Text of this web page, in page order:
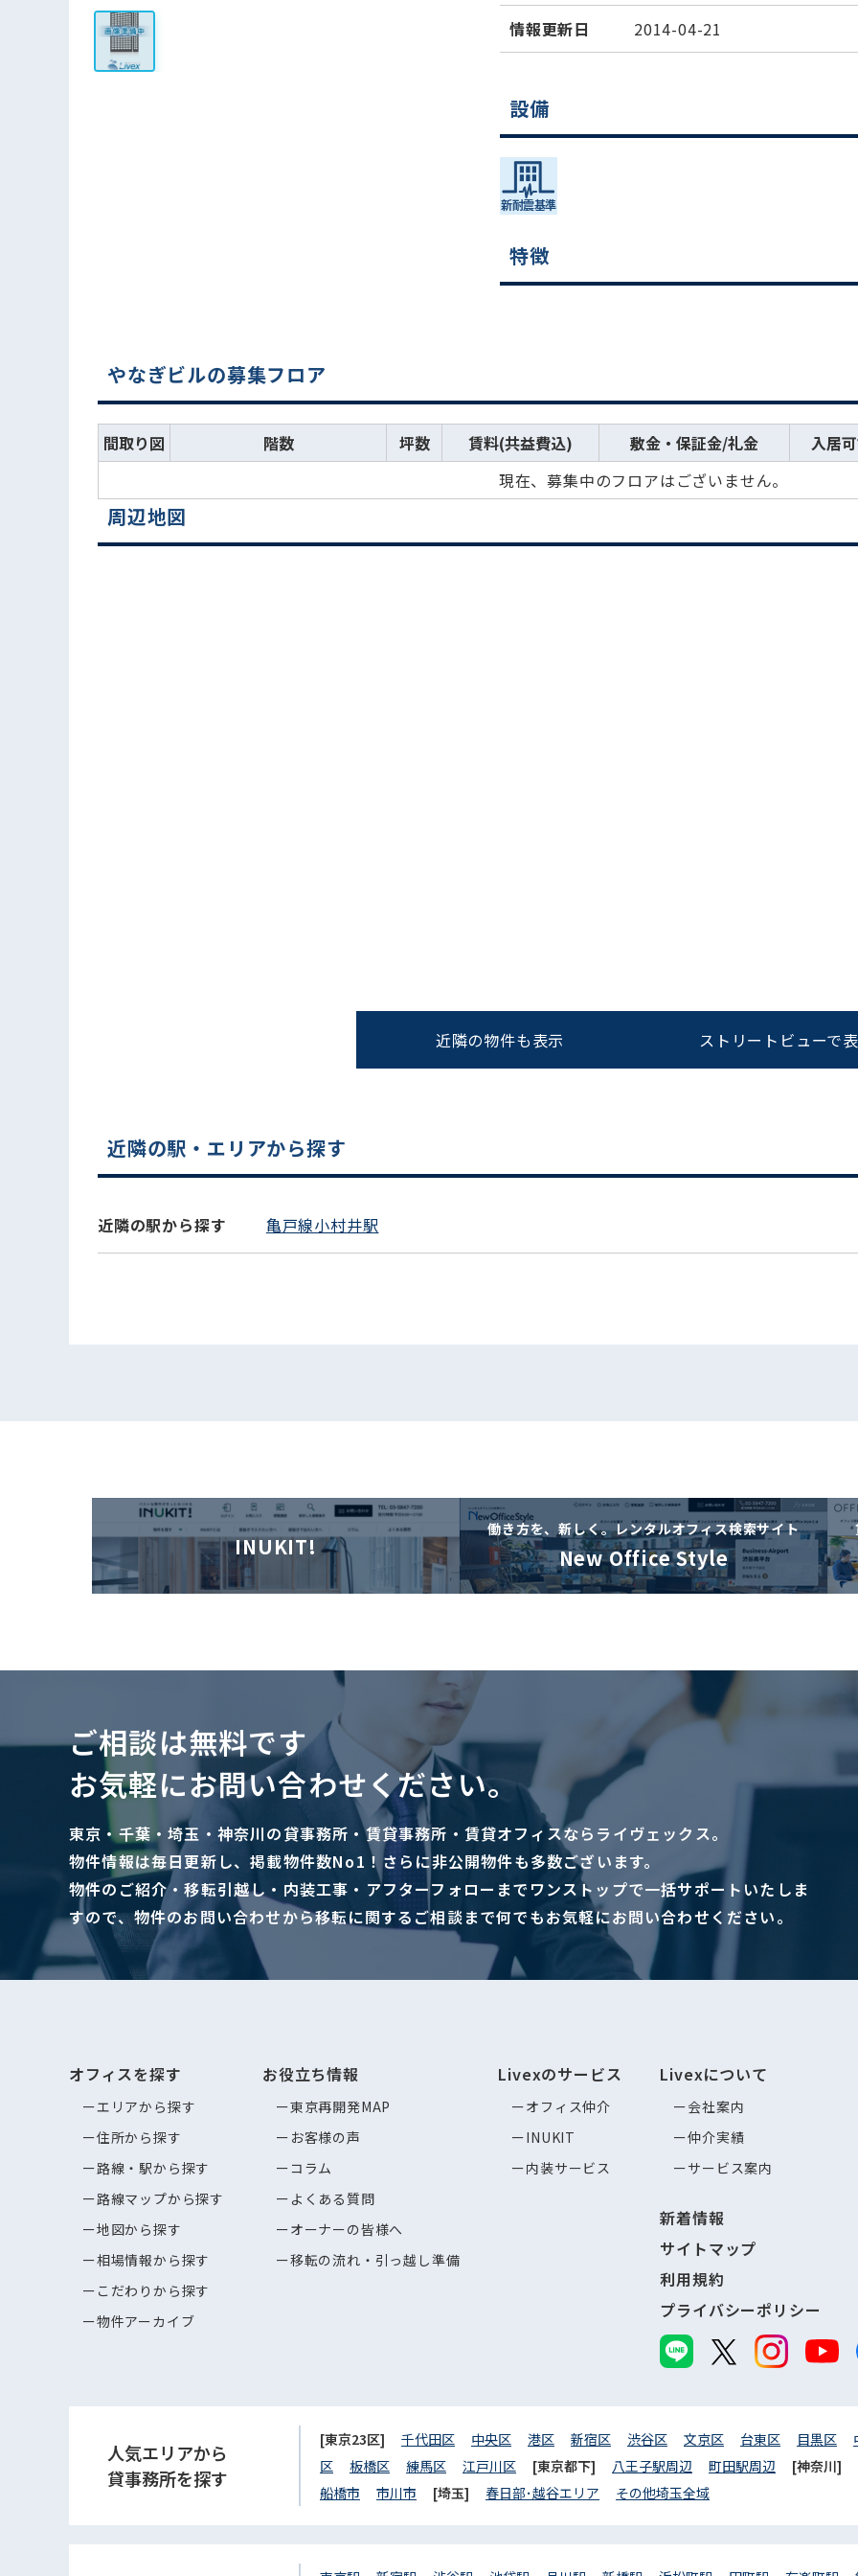
情報更新日 2014-04-21
設備
特徴
やなぎビルの募集フロア
間取り図 階数 坪数 賃料(共益費込) 敷金・保証金/礼金 入居
現在、募集中のフロアはございません。
0120-620-213
平日 9:00〜18:00
周辺地図
近隣の物件も表示 ストリートビューで
近隣の駅・エリアから探す
近隣の駅から探す 亀戸線小村井駅
INUKIT!
働き方を、新しく。レンタルオフィス検索サイト
New Office Style
ご相談は無料です
お気軽にお問い合わせください。
東京・千葉・埼玉・神奈川の貸事務所・賃貸事務所・賃貸オフィスならライヴェックス。
物件情報は毎日更新し、掲載物件数No1！さらに非公開物件も多数ございます。
物件のご紹介・移転引越し・内装工事・アフターフォローまでワンストップで一括サポートいたしま
すので、物件のお問い合わせから移転に関するご相談まで何でもお気軽にお問い合わせください。
オフィスを探す
エリアから探す
住所から探す
路線・駅から探す
路線マップから探す
地図から探す
相場情報から探す
こだわりから探す
物件アーカイブ
お役立ち情報
東京再開発MAP
お客様の声
コラム
よくある質問
オーナーの皆様へ
移転の流れ・引っ越し準備
Livexのサービス
オフィス仲介
INUKIT
内装サービス
Livexについて
会社案内
仲介実績
サービス案内
新着情報
サイトマップ
利用規約
プライバシーポリシー
人気エリアから
貸事務所を探す
[東京23区] 千代田区 中央区 港区 新宿区 渋谷区 文京区 台東区 目黒区
区
板橋区 練馬区 江戸川区 [東京都下] 八王子駅周辺 町田駅周辺 [神奈川]
船橋市
市川市 [埼玉] 春日部･越谷エリア その他埼玉全域